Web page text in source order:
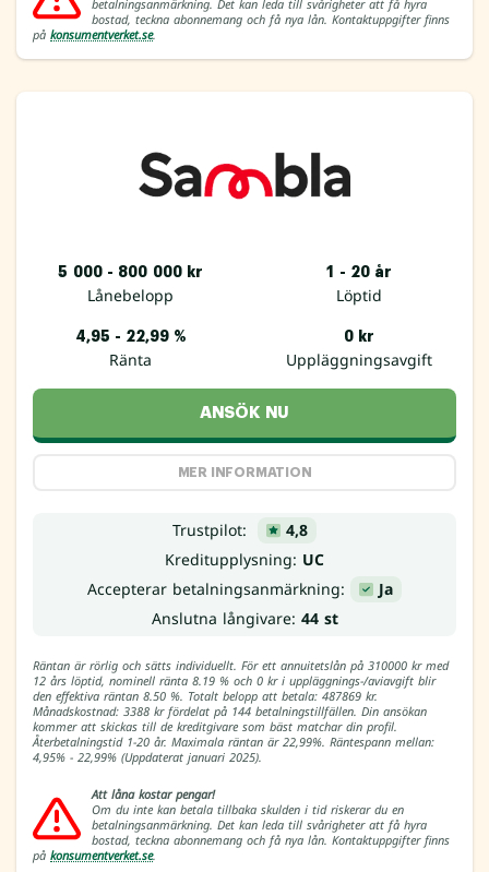
betalningsanmärkning. Det kan leda till svårigheter att få hyra
bostad, teckna abonnemang och få nya lån. Kontaktuppgifter finns
på konsumentverket.se.
5 000 - 800 000 kr
Lånebelopp
1 - 20 år
Löptid
4,95 - 22,99 %
Ränta
0 kr
Uppläggningsavgift
ANSÖK NU
MER INFORMATION
Trustpilot:
4,8
Kreditupplysning: UC
Accepterar betalningsanmärkning:
Ja
Anslutna långivare: 44 st
Räntan är rörlig och sätts individuellt. För ett annuitetslån på 310000 kr med
12 års löptid, nominell ränta 8.19 % och 0 kr i uppläggnings-/aviavgift blir
den effektiva räntan 8.50 %. Totalt belopp att betala: 487869 kr.
Månadskostnad: 3388 kr fördelat på 144 betalningstillfällen. Din ansökan
kommer att skickas till de kreditgivare som bäst matchar din profil.
Återbetalningstid 1-20 år. Maximala räntan är 22,99%. Räntespann mellan:
4,95% - 22,99% (Uppdaterat januari 2025).
Att låna kostar pengar!
Om du inte kan betala tillbaka skulden i tid riskerar du en
betalningsanmärkning. Det kan leda till svårigheter att få hyra
bostad, teckna abonnemang och få nya lån. Kontaktuppgifter finns
på konsumentverket.se.